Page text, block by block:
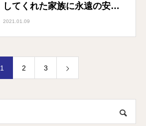
してくれた家族に永遠の安ら
ぎを
2021.01.09
1 2 3